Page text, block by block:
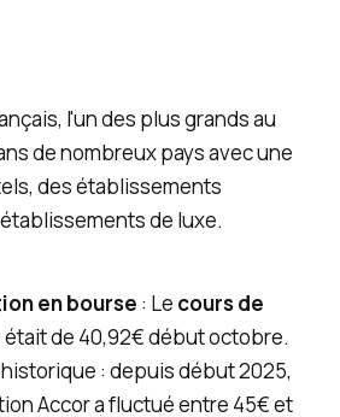
l'un des plus grands au
de nombreux pays avec une
des établissements
de luxe.
en bourse : Le cours de
était de 40,92€ début octobre.
historique : depuis début 2025,
Accor a fluctué entre 45€ et